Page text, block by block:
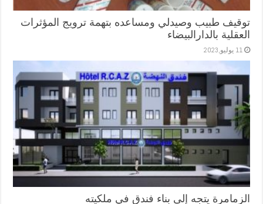
توقيف طبيب وصيدلي ومساعده بتهمة ترويج المؤثرات
العقلية بالدارالبيضاء
11 يوليو,2023
الزمامرة يتجه إلى بناء فندق في ملكيته